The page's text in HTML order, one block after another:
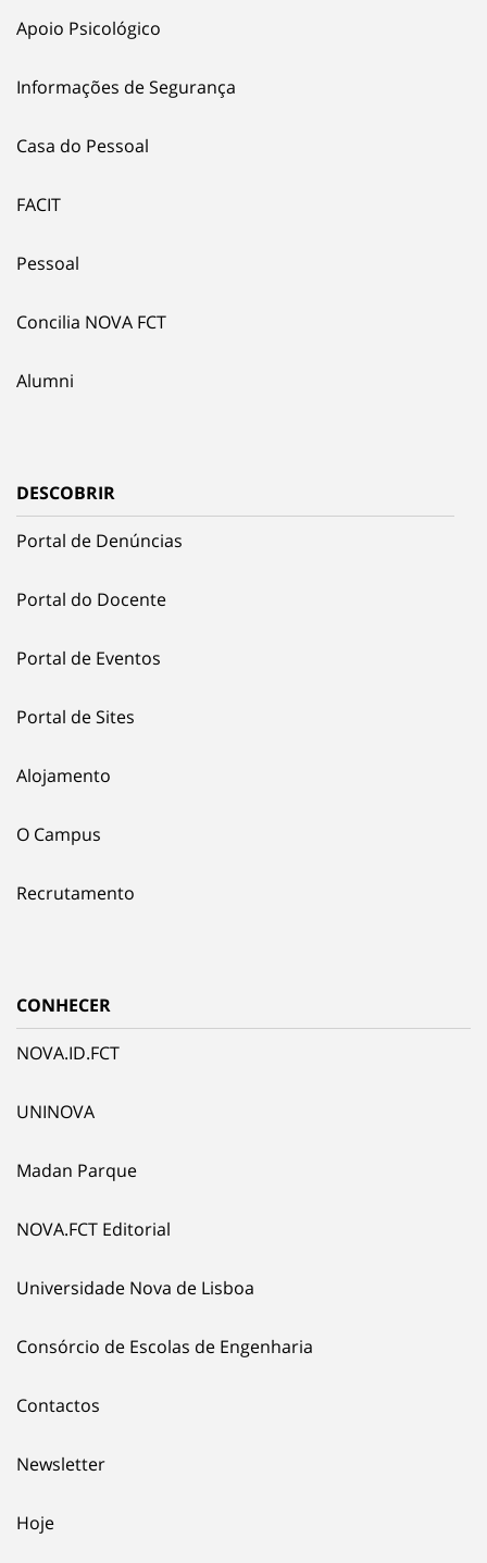
Apoio Psicológico
Informações de Segurança
Casa do Pessoal
FACIT
Pessoal
Concilia NOVA FCT
Alumni
DESCOBRIR
Portal de Denúncias
Portal do Docente
Portal de Eventos
Portal de Sites
Alojamento
O Campus
Recrutamento
CONHECER
NOVA.ID.FCT
UNINOVA
Madan Parque
NOVA.FCT Editorial
Universidade Nova de Lisboa
Consórcio de Escolas de Engenharia
Contactos
Newsletter
Hoje